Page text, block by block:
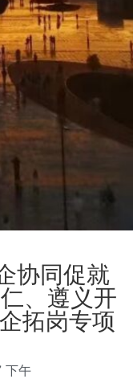
协同促就
、遵义开
拓岗专项
下午